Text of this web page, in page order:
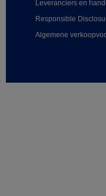
Leveranciers en
Responsible
Algemene